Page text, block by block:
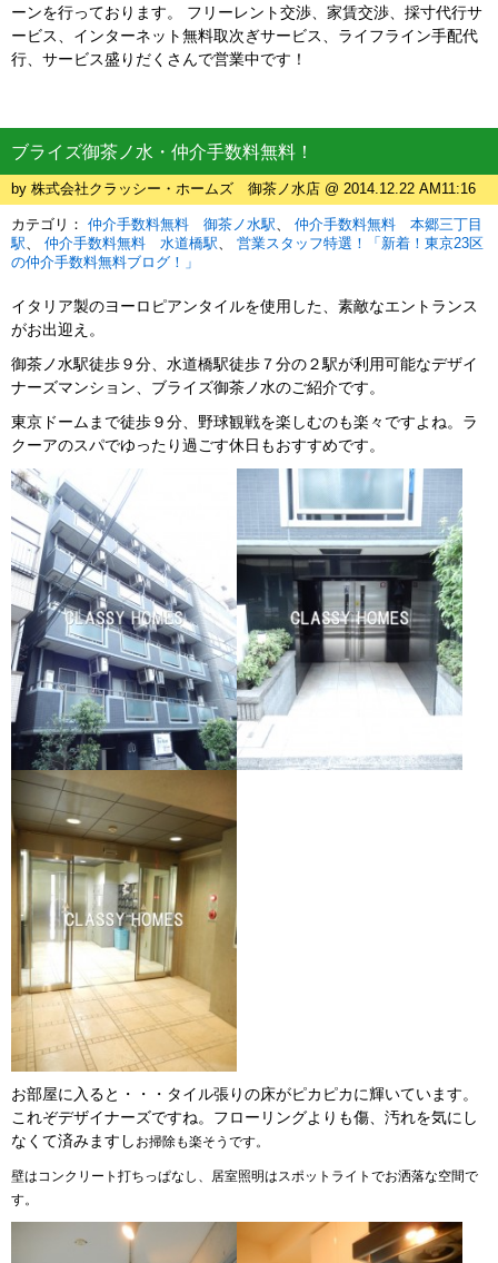
ーンを行っております。 フリーレント交渉、家賃交渉、採寸代行サ
ービス、インターネット無料取次ぎサービス、ライフライン手配代
行、サービス盛りだくさんで営業中です！
ブライズ御茶ノ水・仲介手数料無料！
by 株式会社クラッシー・ホームズ 御茶ノ水店 @ 2014.12.22 AM11:16
カテゴリ： 仲介手数料無料 御茶ノ水駅
仲介手数料無料 本郷三丁目
駅
仲介手数料無料 水道橋駅
営業スタッフ特選！「新着！東京23区
の仲介手数料無料ブログ！」
イタリア製のヨーロピアンタイルを使用した、素敵なエントランス
がお出迎え。
御茶ノ水駅徒歩９分、水道橋駅徒歩７分の２駅が利用可能なデザイ
ナーズマンション、ブライズ御茶ノ水のご紹介です。
東京ドームまで徒歩９分、野球観戦を楽しむのも楽々ですよね。ラ
クーアのスパでゆったり過ごす休日もおすすめです。
お部屋に入ると・・・タイル張りの床がピカピカに輝いています。
これぞデザイナーズですね。フローリングよりも傷、汚れを気にし
なくて済みますし お掃除も楽そうです。
壁はコンクリート打ちっぱなし、居室照明はスポットライトでお洒落な空間で
す。